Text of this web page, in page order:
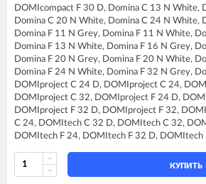
FERROLI DIVA C24
FERROLI DIVA C28
FERROLI DIVA C32
FERROLI DIVA F13
FERROLI DIVA F16
FERROLI DIVA F20
FERROLI DIVA F24
FERROLI DIVA F28
FERROLI DIVA F32
FERROLI DIVA F37
FERROLI DIVA HC24
FERROLI DIVA HF24
FERROLI DIVA HF32
FERROLI DIVAproject F24
DOMIcompact F 30 D, Domina C 13 N White,
Domina C 20 N White, Domina C 24 N White,
Domina F 11 N Grey, Domina F 11 N White,
Domina F 13 N White, Domina F 16 N Grey,
Domina F 20 N Grey, Domina F 20 N White,
Domina F 24 N White, Domina F 32 N Grey,
DOMIproject C 24 D, DOMIproject C 24,
DOMIproject C 32, DOMIproject F 24 D,
DOMIproject F 32 D, DOMIproject F 32,
C 24, DOMItech C 32 D, DOMItech C 32,
DOMItech F 24, DOMItech F 32 D, DOMItech
КУПИТЬ